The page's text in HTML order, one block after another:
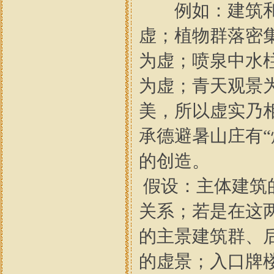
例如：建筑和
虚；植物群落密
为虚；喷泉中水
为虚；青天观景
美，所以虚实乃
承德避暑山庄有
的创造。
假设：主体建筑
关系；若是在这
的主景建筑群、
的虚景；入口牌